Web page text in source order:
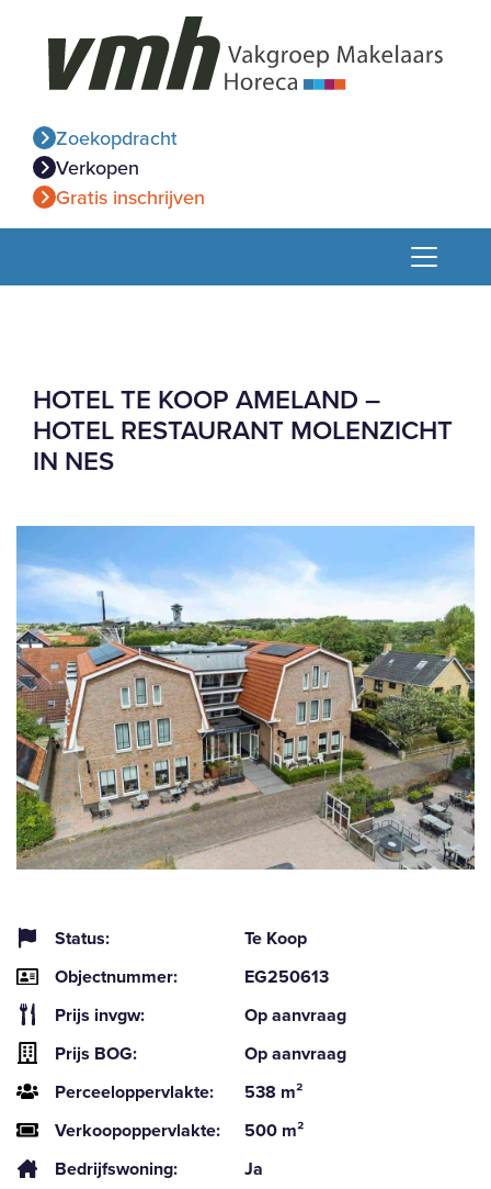
Zoekopdracht
Verkopen
Gratis inschrijven
HOTEL TE KOOP AMELAND –
HOTEL RESTAURANT MOLENZICHT
IN NES
Status:
Te Koop
Objectnummer:
EG250613
Prijs invgw:
Op aanvraag
Prijs BOG:
Op aanvraag
Perceeloppervlakte:
538 m²
Verkoopoppervlakte:
500 m²
Bedrijfswoning:
Ja